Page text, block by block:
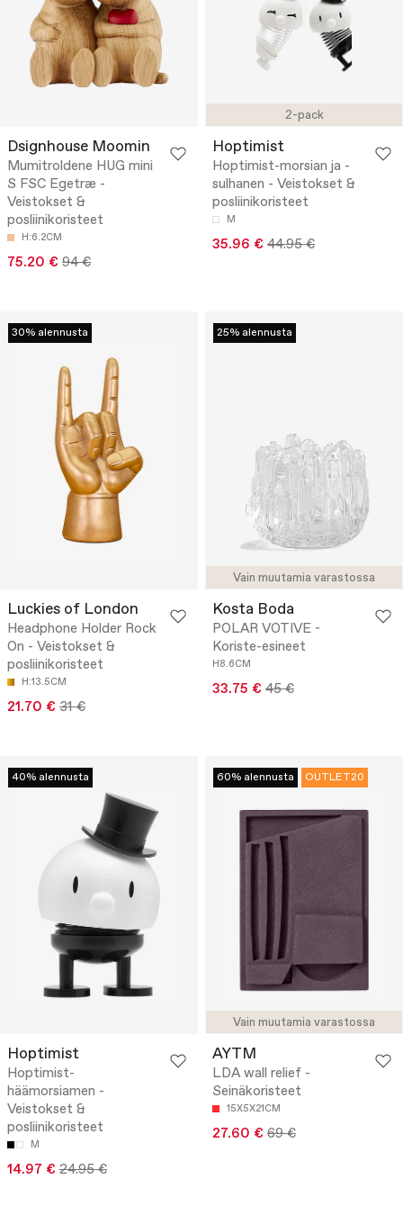
Dsignhouse Moomin
Mumitroldene HUG mini
S FSC Egetræ -
Veistokset &
posliinikoristeet
H:6.2CM
75.20 € 94 €
2-pack
Hoptimist
Hoptimist-morsian ja -
sulhanen - Veistokset &
posliinikoristeet
M
35.96 € 44.95 €
30% alennusta
Luckies of London
Headphone Holder Rock
On - Veistokset &
posliinikoristeet
H:13.5CM
21.70 € 31 €
Vain muutamia varastossa
25% alennusta
Kosta Boda
POLAR VOTIVE -
Koriste-esineet
H8.6CM
33.75 € 45 €
40% alennusta
Hoptimist
Hoptimist-
häämorsiamen -
Veistokset &
posliinikoristeet
M
14.97 € 24.95 €
Vain muutamia varastossa
60% alennusta OUTLET20
AYTM
LDA wall relief -
Seinäkoristeet
15X5X21CM
27.60 € 69 €